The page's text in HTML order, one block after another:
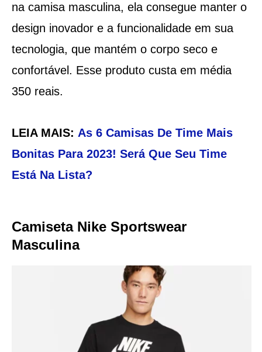
na camisa masculina, ela consegue manter o
design inovador e a funcionalidade em sua
tecnologia, que mantém o corpo seco e
confortável. Esse produto custa em média
350 reais.
LEIA MAIS: As 6 Camisas De Time Mais
Bonitas Para 2023! Será Que Seu Time
Está Na Lista?
Camiseta Nike Sportswear
Masculina